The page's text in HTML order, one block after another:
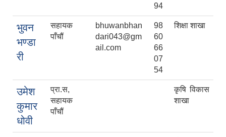
94
भुवन
भण्डा
री
सहायक
पाँचौं
bhuwanbhan
dari043@gm
ail.com
98
60
66
07
54
शिक्षा शाखा
उमेश
कुमार
धोवी
प्रा‍.स,
सहायक
पाँचौं
कृषि विकास
शाखा